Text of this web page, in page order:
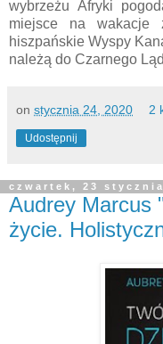
wybrzeżu Afryki
miejsce na
hiszpańskie Wyspy
należą do Czarnego
on stycznia 24, 2020 2
Udostępnij
czwartek, 23 stycznia
Audrey Marcus
życie.